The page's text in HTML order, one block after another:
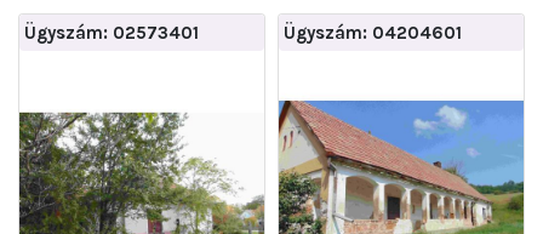
Ügyszám: 02573401 Ügyszám: 04204601